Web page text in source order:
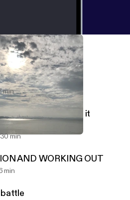
min
WORKOUT. Do it
30 min
AND WORKING OUT
min